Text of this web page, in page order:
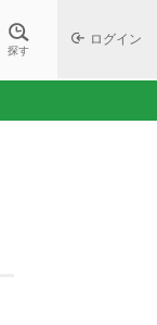
探す
ログイン